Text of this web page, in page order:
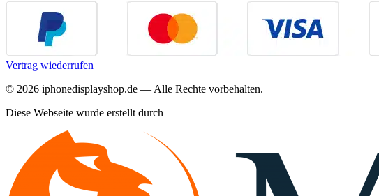
Vertrag wiederrufen
© 2026 iphonedisplayshop.de — Alle Rechte vorbehalten.
Diese Webseite wurde erstellt durch